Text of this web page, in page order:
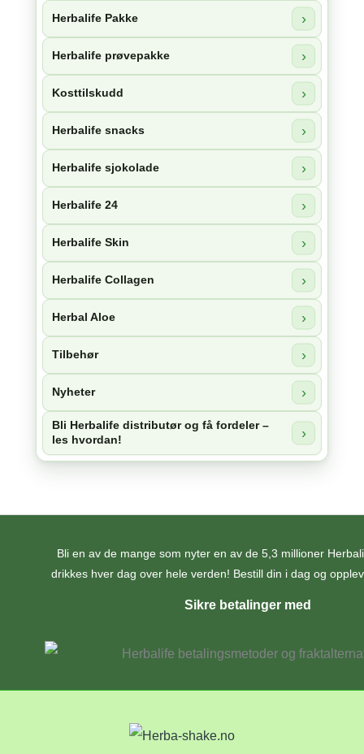
Herbalife Pakke
Herbalife prøvepakke
Kosttilskudd
Herbalife snacks
Herbalife sjokolade
Herbalife 24
Herbalife Skin
Herbalife Collagen
Herbal Aloe
Tilbehør
Nyheter
Bli Herbalife distributør og få fordeler –
les hvordan!
Bli en av de mange som nyter en av de 5,3 millioner
drikkes hver dag over hele verden! Bestill din i dag og
Sikre betalinger med